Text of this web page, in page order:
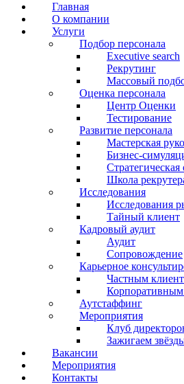
Главная
О компании
Услуги
Подбор персонала
Executive search
Рекрутинг
Массовый
Оценка персонала
Центр Оценки
Тестирование
Развитие персонала
Мастерская
Бизнес-
Стратегическая
Школа
Исследования
Исследования
Тайный клиент
Кадровый аудит
Аудит
Сопровождение
Карьерное
Частным
Аутстаффинг
Мероприятия
Клуб
Зажигаем
Вакансии
Мероприятия
Контакты